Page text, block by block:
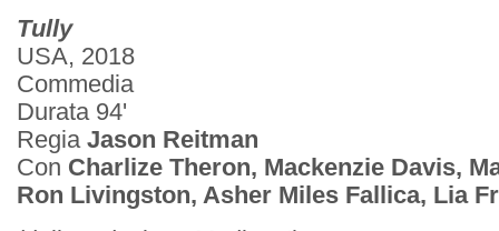
Tully
USA, 2018
Commedia
Durata 94'
Regia Jason Reitman
Con Charlize Theron, Mackenzie Davis,
Ron Livingston, Asher Miles Fallica, Lia